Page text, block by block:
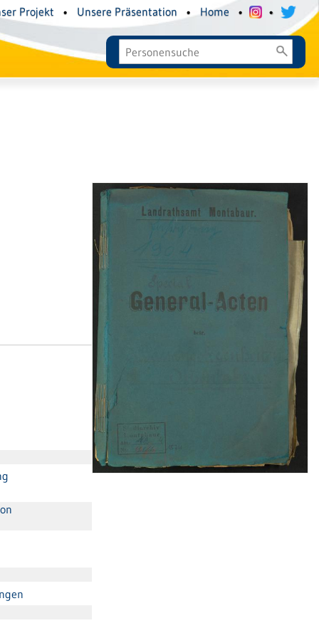
Projekt • Unsere Präsentation • Home • •